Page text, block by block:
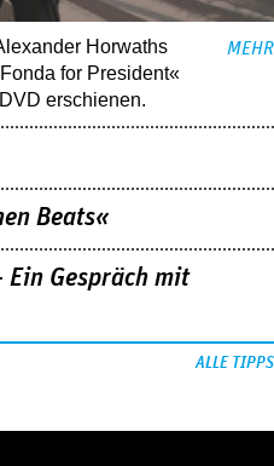
Horwaths
for President«
erschienen.
MEHR
Beats«
Ein Gespräch mit
ALLE TIPPS